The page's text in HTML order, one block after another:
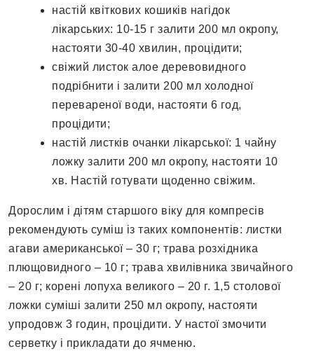
настій квіткових кошиків нагідок
лікарських: 10-15 г залити 200 мл окропу,
настояти 30-40 хвилин, процідити;
свіжий листок алое деревовидного
подрібни­ти і залити 200 мл холодної
перевареної води, настояти 6 год,
процідити;
настій листків очанки лікарської: 1 чайну
ложку залити 200 мл окропу, настояти 10
хв. Настій готувати щоденно свіжим.
Дорослим і дітям старшого віку для компресів
рекомендують суміш із таких компонентів: листки
агави американської – 30 г; трава розхідника
плющовидного – 10 г; трава хвилівника звичайного
– 20 г; корені лопуха великого – 20 г. 1,5 столової
ложки суміші залити 250 мл окропу, настояти
упродовж 3 годин, процідити. У настої змочити
серветку і прикладати до ячменю.